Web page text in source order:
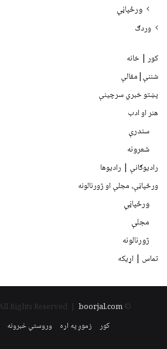
ورځپاڼې
وردګ
کور | خانه
شننې|مقالې
پښتو خبري سرچينې
هنر او ادب
سندرې
شعرونه
رادیوګانې | رادیوها
ورځپاڼې، مجلې او ژورنالونه
ورځپاڼې
مجلې
ژورنالونه
تماس | اړیکه
© Copyright 2026, All Rights Reserved |
boorjal.com
کور
زموږ په اړه وروستي خبرونه